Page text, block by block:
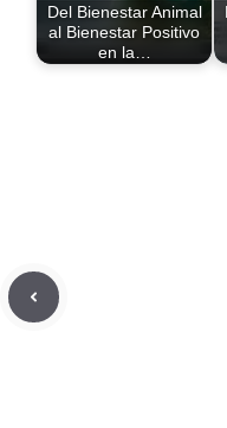
Del Bienestar Animal
al Bienestar Positivo
en la…